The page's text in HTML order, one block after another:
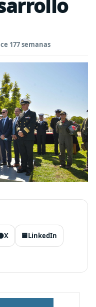
177 semanas
X 🟦LinkedIn